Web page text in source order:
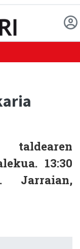
13:30
Jarraian,